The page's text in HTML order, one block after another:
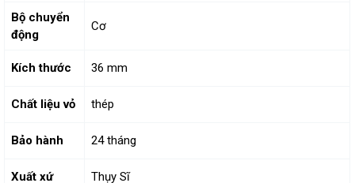
Bộ chuyển
động
Cơ
Kích thước 36 mm
Chất liệu vỏ thép
Bảo hành 24 tháng
Xuất xứ Thụy Sĩ